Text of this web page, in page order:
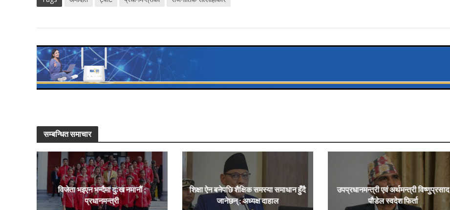
सम्बन्धित समाचार
विजेता भइएन भन्दैमा दुःख नमानौं :
प्रधानमन्त्री
शिक्षा ऐन बनेपछि शैक्षिक समस्या समाधान हुँदै
जानेछन् : अध्यक्ष दाहाल
उपप्रधानमन्त्री एवं अर्थमन्त्री विष्णुप्रसाद
पौडेल स्वदेश फिर्ता